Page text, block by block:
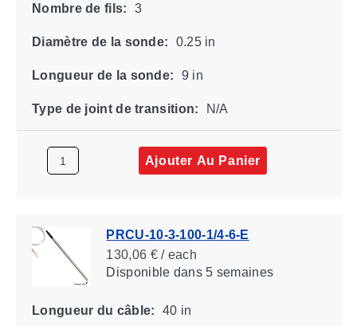
Nombre de fils: 3
Diamètre de la sonde: 0.25 in
Longueur de la sonde: 9 in
Type de joint de transition: N/A
Ajouter Au Panier
PRCU-10-3-100-1/4-6-E
130,06 € / each
Disponibledans 5 semaines
Longueur du câble: 40 in